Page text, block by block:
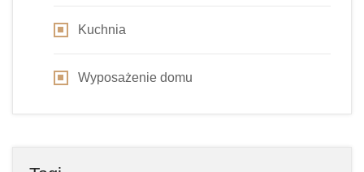
Kuchnia
Wyposażenie domu